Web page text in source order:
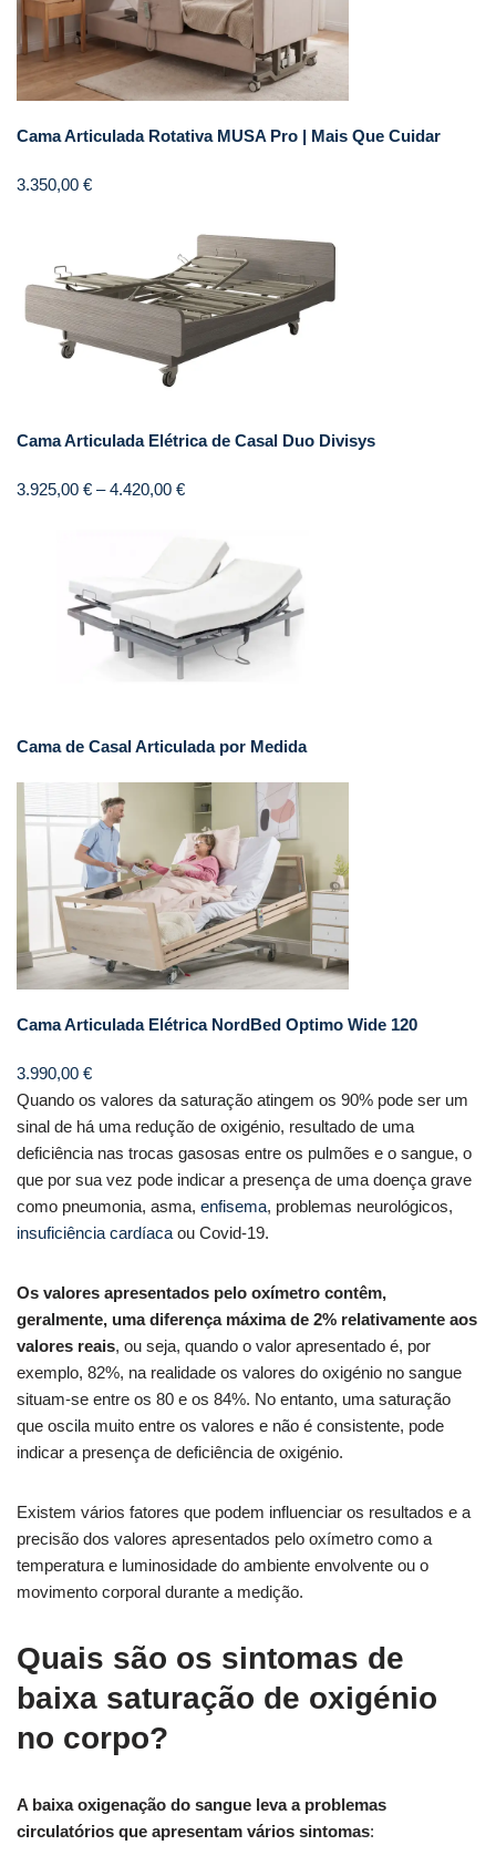
Cama Articulada Rotativa MUSA Pro | Mais Que Cuidar
3.350,00 €
Cama Articulada Elétrica de Casal Duo Divisys
3.925,00 € – 4.420,00 €
Cama de Casal Articulada por Medida
Cama Articulada Elétrica NordBed Optimo Wide 120
3.990,00 €
Quando os valores da saturação atingem os 90% pode ser um
sinal de há uma redução de oxigénio, resultado de uma
deficiência nas trocas gasosas entre os pulmões e o sangue, o
que por sua vez pode indicar a presença de uma doença grave
como pneumonia, asma, enfisema, problemas neurológicos,
insuficiência cardíaca ou Covid-19.
Os valores apresentados pelo oxímetro contêm,
geralmente, uma diferença máxima de 2% relativamente aos
valores reais, ou seja, quando o valor apresentado é, por
exemplo, 82%, na realidade os valores do oxigénio no sangue
situam-se entre os 80 e os 84%. No entanto, uma saturação
que oscila muito entre os valores e não é consistente, pode
indicar a presença de deficiência de oxigénio.
Existem vários fatores que podem influenciar os resultados e a
precisão dos valores apresentados pelo oxímetro como a
temperatura e luminosidade do ambiente envolvente ou o
movimento corporal durante a medição.
Quais são os sintomas de
baixa saturação de oxigénio
no corpo?
A baixa oxigenação do sangue leva a problemas
circulatórios que apresentam vários sintomas: